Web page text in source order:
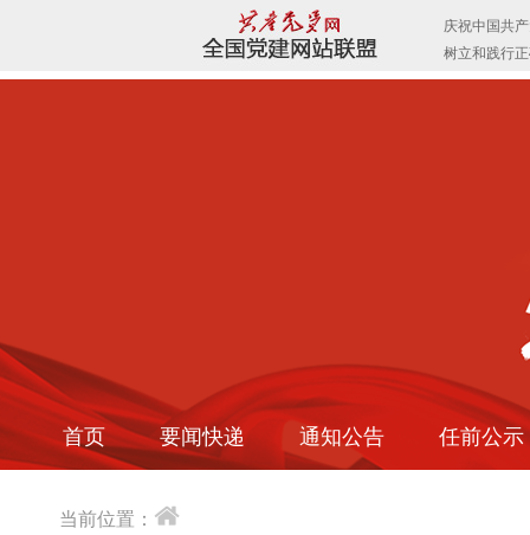
首页 要闻快递 通知公告 任前公示
当前位置：